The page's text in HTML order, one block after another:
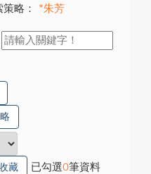
略：
"朱芳
藏 已勾選0筆資料